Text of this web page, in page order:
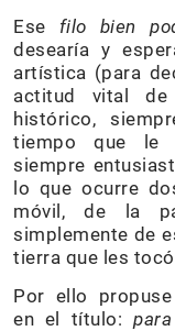
Ese filo bien
desearía y
artística (para
actitud vital
histórico,
tiempo que le
siempre
lo que ocurre
móvil, de la
simplemente de
tierra que les
Por ello propuse
en el título: para